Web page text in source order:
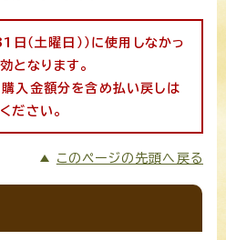
（土曜日））に使用しなかっ
となります。
入金額分を含め払い戻しは
ださい。
このページの先頭へ戻る